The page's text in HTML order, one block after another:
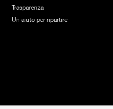
Trasparenza
Un aiuto per ripartire